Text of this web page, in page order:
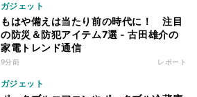
ガジェット
もはや備えは当たり前の時代に！ 注目
の防災＆防犯アイテム7選 - 古田雄介の
家電トレンド通信
9分前 レポート
ガジェット